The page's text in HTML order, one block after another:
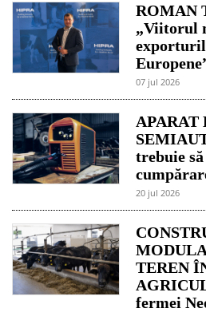
ROMAN
„Viitorul
07 jul 2026
APARAT
trebuie
20 jul 2026
TEREN
fermei